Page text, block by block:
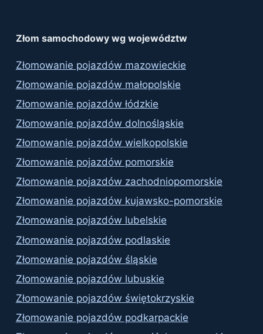
Złom samochodowy wg województw
Złomowanie pojazdów mazowieckie
Złomowanie pojazdów małopolskie
Złomowanie pojazdów łódzkie
Złomowanie pojazdów dolnośląskie
Złomowanie pojazdów wielkopolskie
Złomowanie pojazdów pomorskie
Złomowanie pojazdów zachodniopomorskie
Złomowanie pojazdów kujawsko-pomorskie
Złomowanie pojazdów lubelskie
Złomowanie pojazdów podlaskie
Złomowanie pojazdów śląskie
Złomowanie pojazdów lubuskie
Złomowanie pojazdów świętokrzyskie
Złomowanie pojazdów podkarpackie